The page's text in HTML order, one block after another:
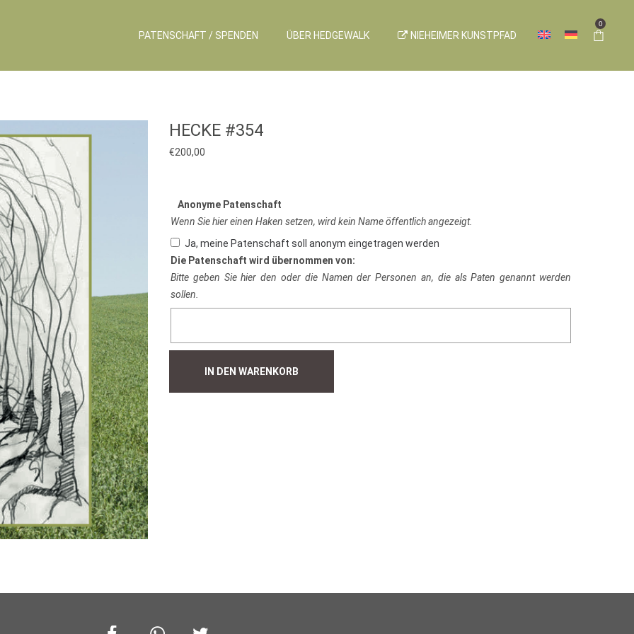
PATENSCHAFT / SPENDEN ÜBER HEDGEWALK NIEHEIMER KUNSTPFAD
0
HECKE #354
€200,00
Anonyme Patenschaft
Wenn Sie hier einen Haken setzen, wird kein Name öffentlich angezeigt.
Ja, meine Patenschaft soll anonym eingetragen werden
Die Patenschaft wird übernommen von:
Bitte geben Sie hier den oder die Namen der Personen an, die als Paten genannt werden
sollen.
Menge
IN DEN WARENKORB